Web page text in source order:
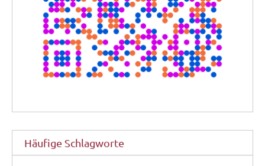
Häufige Schlagworte